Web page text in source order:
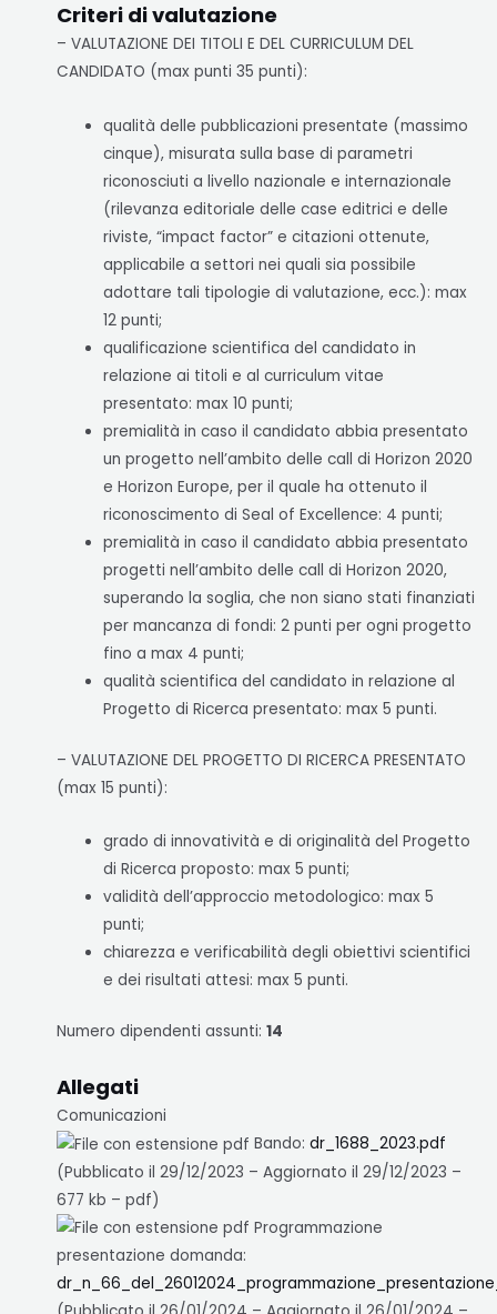
Criteri di valutazione
– VALUTAZIONE DEI TITOLI E DEL CURRICULUM DEL
CANDIDATO (max punti 35 punti):
qualità delle pubblicazioni presentate (massimo
cinque), misurata sulla base di parametri
riconosciuti a livello nazionale e internazionale
(rilevanza editoriale delle case editrici e delle
riviste, “impact factor” e citazioni ottenute,
applicabile a settori nei quali sia possibile
adottare tali tipologie di valutazione, ecc.): max
12 punti;
qualificazione scientifica del candidato in
relazione ai titoli e al curriculum vitae
presentato: max 10 punti;
premialità in caso il candidato abbia presentato
un progetto nell’ambito delle call di Horizon 2020
e Horizon Europe, per il quale ha ottenuto il
riconoscimento di Seal of Excellence: 4 punti;
premialità in caso il candidato abbia presentato
progetti nell’ambito delle call di Horizon 2020,
superando la soglia, che non siano stati finanziati
per mancanza di fondi: 2 punti per ogni progetto
fino a max 4 punti;
qualità scientifica del candidato in relazione al
Progetto di Ricerca presentato: max 5 punti.
– VALUTAZIONE DEL PROGETTO DI RICERCA PRESENTATO
(max 15 punti):
grado di innovatività e di originalità del Progetto
di Ricerca proposto: max 5 punti;
validità dell’approccio metodologico: max 5
punti;
chiarezza e verificabilità degli obiettivi scientifici
e dei risultati attesi: max 5 punti.
Numero dipendenti assunti:14
Allegati
Comunicazioni
Bando:dr_1688_2023.pdf
(Pubblicato il 29/12/2023 – Aggiornato il 29/12/2023 –
677 kb – pdf)
Programmazione
presentazione domanda: